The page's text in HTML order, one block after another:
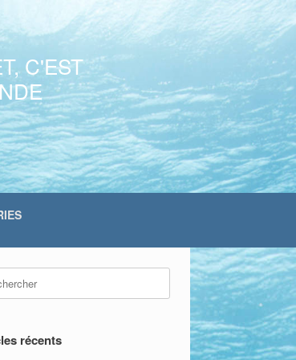
C'EST
récents